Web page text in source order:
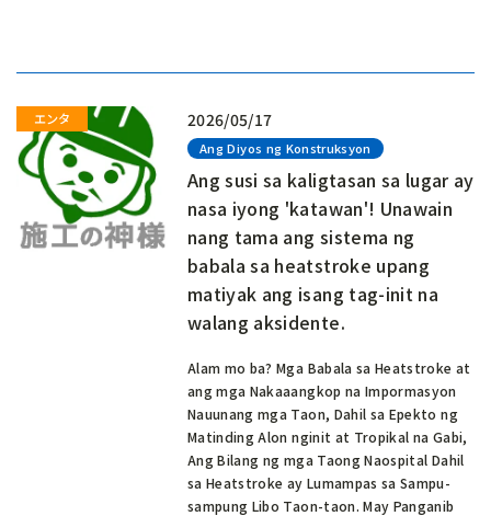
2026/05/17
Ang Diyos ng Konstruksyon
Ang susi sa kaligtasan sa lugar ay
nasa iyong 'katawan'! Unawain
nang tama ang sistema ng
babala sa heatstroke upang
matiyak ang isang tag-init na
walang aksidente.
Alam mo ba? Mga Babala sa Heatstroke at
ang mga Nakaaangkop na Impormasyon
Nauunang mga Taon, Dahil sa Epekto ng
Matinding Alon nginit at Tropikal na Gabi,
Ang Bilang ng mga Taong Naospital Dahil
sa Heatstroke ay Lumampas sa Sampu-
sampung Libo Taon-taon. May Panganib